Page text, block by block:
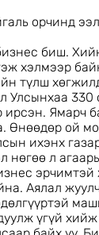
орчинд
биш.
хэлмээр
түлш
Улсынхаа
ирсэн. Ямарч
Өнөөдөр ой
ихэнх
нөгөө л
Аялал
үгүй